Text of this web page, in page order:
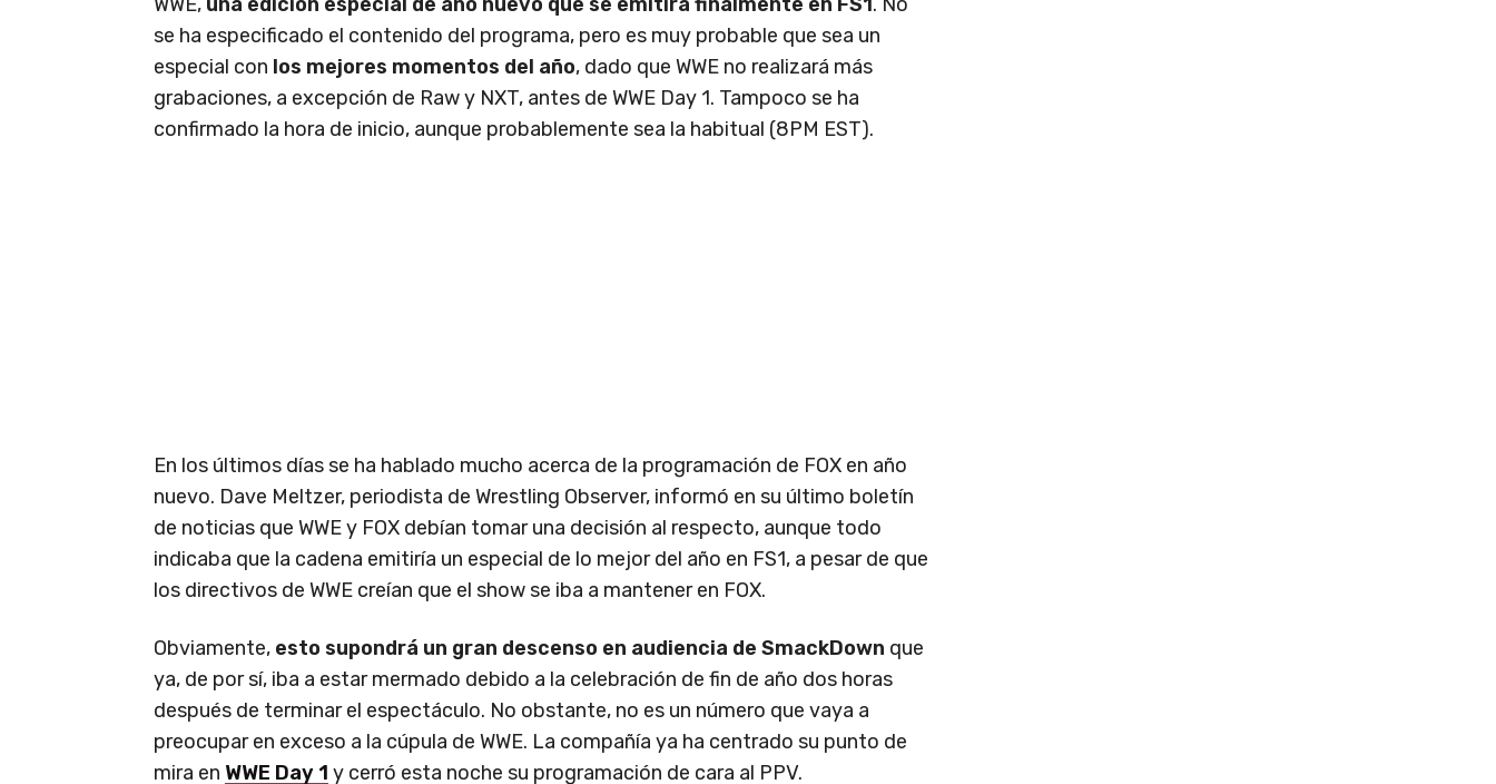
se ha especificado el contenido del programa, pero es muy probable que sea un
especial con los mejores momentos del año, dado que WWE no realizará más
grabaciones, a excepción de Raw y NXT, antes de WWE Day 1. Tampoco se ha
confirmado la hora de inicio, aunque probablemente sea la habitual (8PM EST).
En los últimos días se ha hablado mucho acerca de la programación de FOX en año
nuevo. Dave Meltzer, periodista de Wrestling Observer, informó en su último boletín
de noticias que WWE y FOX debían tomar una decisión al respecto, aunque todo
indicaba que la cadena emitiría un especial de lo mejor del año en FS1, a pesar de que
los directivos de WWE creían que el show se iba a mantener en FOX.
Obviamente, esto supondrá un gran descenso en audiencia de SmackDown que
ya, de por sí, iba a estar mermado debido a la celebración de fin de año dos horas
después de terminar el espectáculo. No obstante, no es un número que vaya a
preocupar en exceso a la cúpula de WWE. La compañía ya ha centrado su punto de
mira en WWE Day 1 y cerró esta noche su programación de cara al PPV.